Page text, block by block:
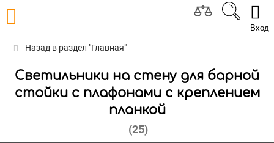
Вход
Назад в раздел "Главная"
Светильники на стену для барной
стойки с плафонами с креплением
планкой
(25)